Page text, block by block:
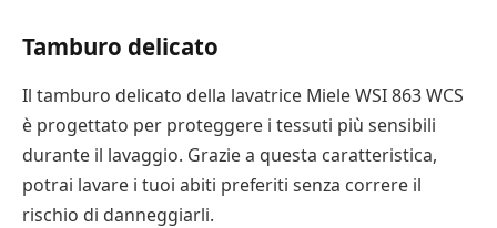
Tamburo delicato
Il tamburo delicato della lavatrice Miele WSI 863 WCS
è progettato per proteggere i tessuti più sensibili
durante il lavaggio. Grazie a questa caratteristica,
potrai lavare i tuoi abiti preferiti senza correre il
rischio di danneggiarli.